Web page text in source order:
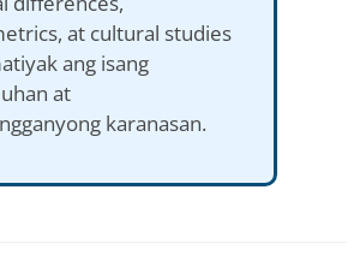
at cultural studies
ang isang
at
karanasan.